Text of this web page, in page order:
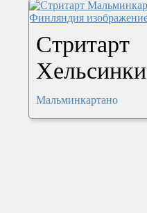
Стритарт
Хельсинки
Мальминкартано